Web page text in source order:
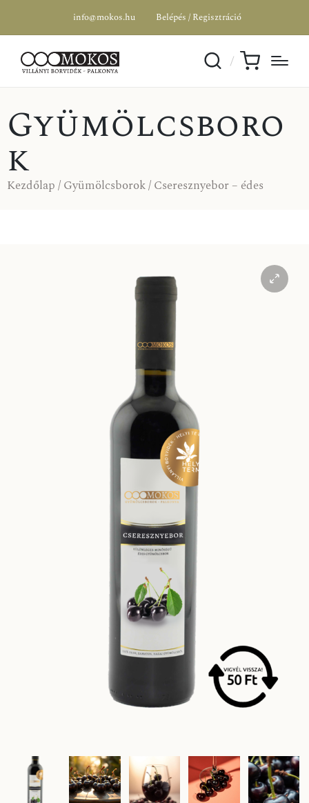
info@mokos.hu Belépés / Regisztráció
Gyümölcsboro
k
Kezdőlap/Gyümölcsborok/ Cseresznyebor – édes